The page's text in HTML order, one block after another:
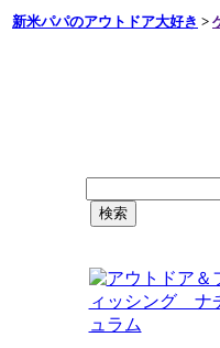
新米パパのアウトドア大好き >